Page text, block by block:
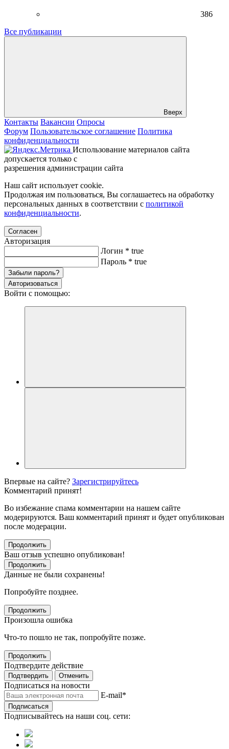
386
Все публикации
Вверх
Контакты Вакансии Опросы
Форум Пользовательское соглашение Политика
конфиденциальности
Использование материалов сайта
допускается только с
разрешения администрации сайта
Наш сайт использует cookie.
Продолжая им пользоваться, Вы соглашаетесь на обработку
персональных данных в соответствии с политикой
конфиденциальности.
Согласен
Авторизация
Логин * true
Пароль * true
Забыли пароль?
Авторизоваться
Войти с помощью:
Впервые на сайте? Зарегистрируйтесь
Комментарий принят!
Во избежание спама комментарии на нашем сайте
модерируются. Ваш комментарий принят и будет опубликован
после модерации.
Продолжить
Ваш отзыв успешно опубликован!
Продолжить
Данные не были сохранены!
Попробуйте позднее.
Продолжить
Произошла ошибка
Что-то пошло не так, попробуйте позже.
Продолжить
Подтвердите действие
Подтвердить Отменить
Подписаться на новости
E-mail*
Подписаться
Подписывайтесь на наши соц. сети: